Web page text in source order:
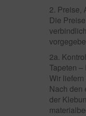
2. Preise,
Die
2a.
Tapeten
Wir
Nach den
der